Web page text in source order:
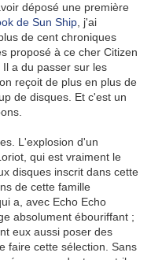
déposé une première
de Sun Ship , j'ai
de cent chroniques
proposé à ce cher Citizen
a du passer sur les
reçoit de plus en plus de
de disques. Et c'est un
L'explosion d'un
qui est vraiment le
disques inscrit dans cette
de cette famille
a, avec Echo Echo
absolument ébouriffant ;
eux aussi poser des
faire cette sélection. Sans